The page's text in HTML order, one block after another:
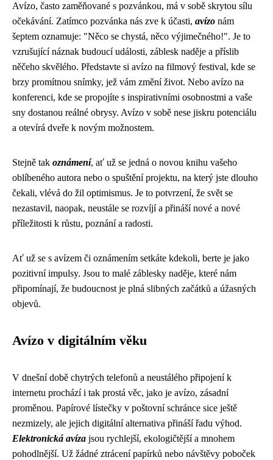
Avízo, často zaměňované s pozvánkou, má v sobě skrytou sílu
očekávání. Zatímco pozvánka nás zve k účasti, avízo nám
šeptem oznamuje: "Něco se chystá, něco výjimečného!". Je to
vzrušující náznak budoucí události, záblesk naděje a příslib
něčeho skvělého. Představte si avízo na filmový festival, kde se
brzy promítnou snímky, jež vám změní život. Nebo avízo na
konferenci, kde se propojíte s inspirativními osobnostmi a vaše
sny dostanou reálné obrysy. Avízo v sobě nese jiskru potenciálu
a otevírá dveře k novým možnostem.
Stejně tak oznámení, ať už se jedná o novou knihu vašeho
oblíbeného autora nebo o spuštění projektu, na který jste dlouho
čekali, vlévá do žil optimismus. Je to potvrzení, že svět se
nezastavil, naopak, neustále se rozvíjí a přináší nové a nové
příležitosti k růstu, poznání a radosti.
Ať už se s avízem či oznámením setkáte kdekoli, berte je jako
pozitivní impulsy. Jsou to malé záblesky naděje, které nám
připomínají, že budoucnost je plná slibných začátků a úžasných
objevů.
Avízo v digitálním věku
V dnešní době chytrých telefonů a neustálého připojení k
internetu prochází i tak prostá věc, jako je avízo, zásadní
proměnou. Papírové lístečky v poštovní schránce sice ještě
nezmizely, ale jejich digitální alternativa přináší řadu výhod.
Elektronická avíza jsou rychlejší, ekologičtější a mnohem
pohodlnější. Už žádné ztrácení papírků nebo návštěvy poboček